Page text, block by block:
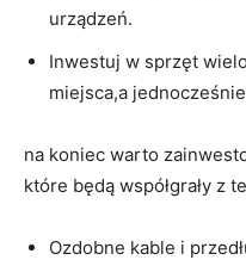
urządzeń.
Inwestuj w sprzęt
miejsca,a
na koniec warto
które będą współgrały z
Ozdobne⁢ kable i